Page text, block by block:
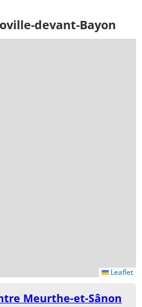
devant-Bayon
Leaflet
Meurthe-et-Sânon